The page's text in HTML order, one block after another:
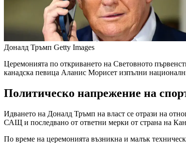
Доналд Тръмп Getty Images
Церемонията по откриването на Световното
канадска певица Аланис Морисет изпълни
Политическо напрежение на
Идването на Доналд Тръмп на власт се отрази на
САЩ и последвано от ответни мерки от страна на
По време на церемонията възникна и малък